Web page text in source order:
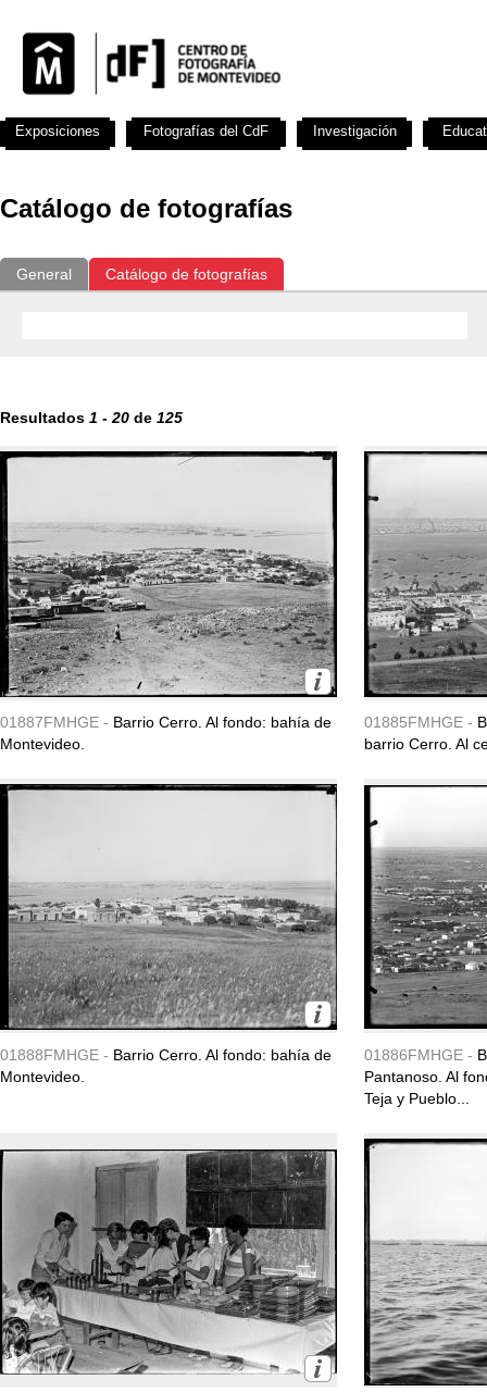
Catálogo de fotografías
General Catálogo de fotografías
Resultados 1 - 20 de 125
01887FMHGE - Barrio Cerro. Al fondo: bahía de
Montevideo.
01885FMHGE -
barrio Cerro. Al
01888FMHGE - Barrio Cerro. Al fondo: bahía de
Montevideo.
01886FMHGE -
Pantanoso. Al
Teja y Pueblo...
Exposiciones Fotografías del CdF Investigación